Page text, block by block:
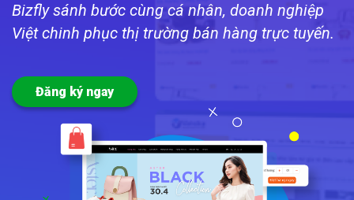
Bizfly sánh bước cùng cá nhân, doanh nghiệp
Việt chinh phục thị trường bán hàng trực tuyến.
Đăng ký ngay